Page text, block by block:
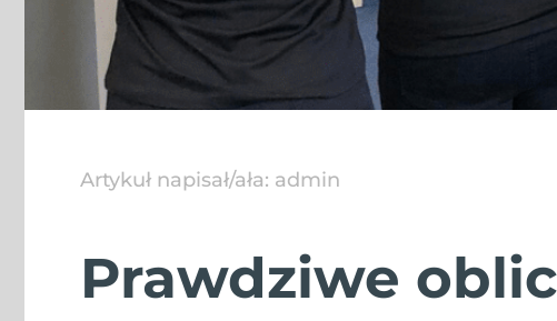
Artykuł napisał/ała: admin
Prawdziwe